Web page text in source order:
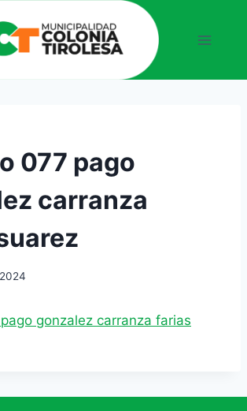
077 pago
carranza
gonzalez carranza farias